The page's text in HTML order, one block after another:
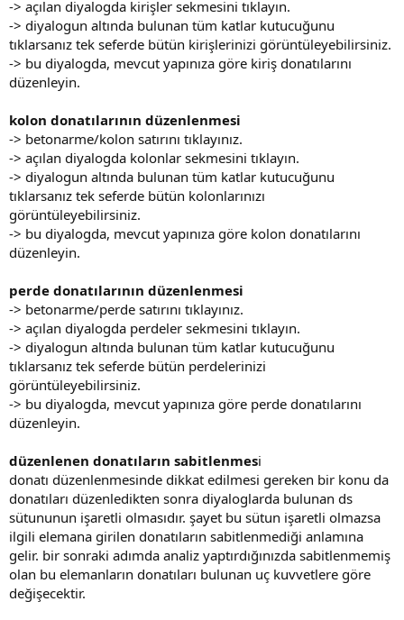
-> açılan diyalogda kirişler sekmesini tıklayın.
-> diyalogun altında bulunan tüm katlar kutucuğunu
tıklarsanız tek seferde bütün kirişlerinizi görüntüleyebilirsiniz.
-> bu diyalogda, mevcut yapınıza göre kiriş donatılarını
düzenleyin.
kolon donatılarının düzenlenmesi
-> betonarme/kolon satırını tıklayınız.
-> açılan diyalogda kolonlar sekmesini tıklayın.
-> diyalogun altında bulunan tüm katlar kutucuğunu
tıklarsanız tek seferde bütün kolonlarınızı
görüntüleyebilirsiniz.
-> bu diyalogda, mevcut yapınıza göre kolon donatılarını
düzenleyin.
perde donatılarının düzenlenmesi
-> betonarme/perde satırını tıklayınız.
-> açılan diyalogda perdeler sekmesini tıklayın.
-> diyalogun altında bulunan tüm katlar kutucuğunu
tıklarsanız tek seferde bütün perdelerinizi
görüntüleyebilirsiniz.
-> bu diyalogda, mevcut yapınıza göre perde donatılarını
düzenleyin.
düzenlenen donatıların sabitlenmesi
donatı düzenlenmesinde dikkat edilmesi gereken bir konu da
donatıları düzenledikten sonra diyaloglarda bulunan ds
sütununun işaretli olmasıdır. şayet bu sütun işaretli olmazsa
ilgili elemana girilen donatıların sabitlenmediği anlamına
gelir. bir sonraki adımda analiz yaptırdığınızda sabitlenmemiş
olan bu elemanların donatıları bulunan uç kuvvetlere göre
değişecektir.